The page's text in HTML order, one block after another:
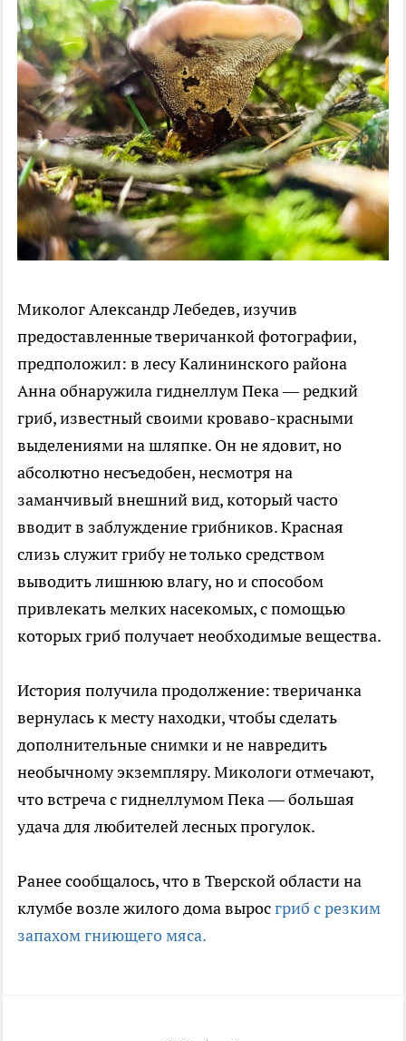
Миколог Александр Лебедев, изучив
предоставленные тверичанкой фотографии,
предположил: в лесу Калининского района
Анна обнаружила гиднеллум Пека — редкий
гриб, известный своими кроваво-красными
выделениями на шляпке. Он не ядовит, но
абсолютно несъедобен, несмотря на
заманчивый внешний вид, который часто
вводит в заблуждение грибников. Красная
слизь служит грибу не только средством
выводить лишнюю влагу, но и способом
привлекать мелких насекомых, с помощью
которых гриб получает необходимые вещества.
История получила продолжение: тверичанка
вернулась к месту находки, чтобы сделать
дополнительные снимки и не навредить
необычному экземпляру. Микологи отмечают,
что встреча с гиднеллумом Пека — большая
удача для любителей лесных прогулок.
Ранее сообщалось, что в Тверской области на
клумбе возле жилого дома выросгриб с резким
запахом гниющего мяса.